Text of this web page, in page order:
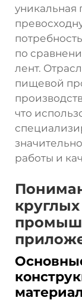
уникальная
по
лент.
пищевой
что
работы и